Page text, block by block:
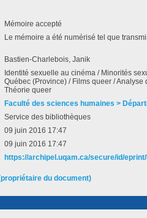
Mémoire accepté
Le mémoire a été numérisé tel que
Bastien-Charlebois, Janik
Identité sexuelle au cinéma / Minorités
Québec (Province) / Films queer /
Théorie queer
Faculté des sciences humaines >
Service des bibliothèques
09 juin 2016 17:47
09 juin 2016 17:47
https://archipel.uqam.ca/secure/id/
du document)